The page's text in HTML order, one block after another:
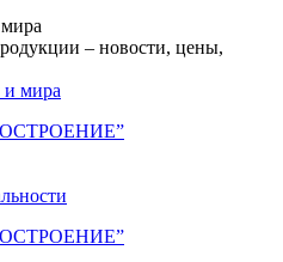
– новости, цены,